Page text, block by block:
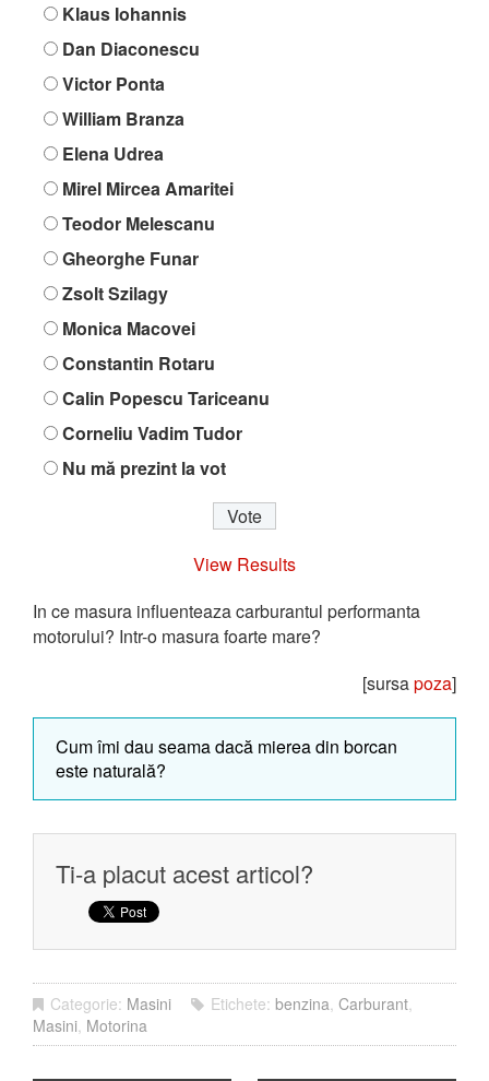
Klaus Iohannis
Dan Diaconescu
Victor Ponta
William Branza
Elena Udrea
Mirel Mircea Amaritei
Teodor Melescanu
Gheorghe Funar
Zsolt Szilagy
Monica Macovei
Constantin Rotaru
Calin Popescu Tariceanu
Corneliu Vadim Tudor
Nu mă prezint la vot
View Results
In ce masura influenteaza carburantul performanta
motorului? Intr-o masura foarte mare?
[sursapoza]
Cum îmi dau seama dacă mierea din borcan
este naturală?
Ti-a placut acest articol?
Categorie: Masini Etichete: benzina, Carburant,
Masini, Motorina